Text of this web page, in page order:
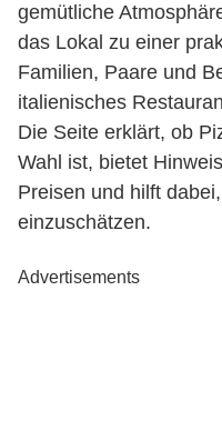
gemütliche
das Lokal zu einer
Familien, Paare und
italienisches
Die Seite erklärt, ob
Wahl ist, bietet
Preisen und hilft
einzuschätzen.
Advertisements